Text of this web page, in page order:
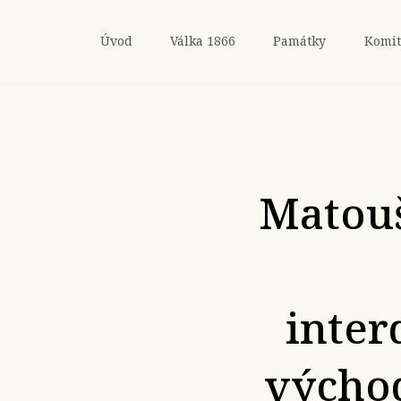
Úvod Válka 1866 Památky